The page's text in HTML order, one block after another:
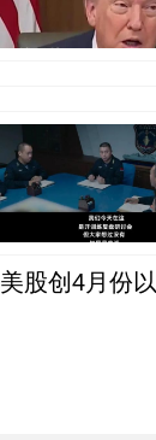
美股创4月份